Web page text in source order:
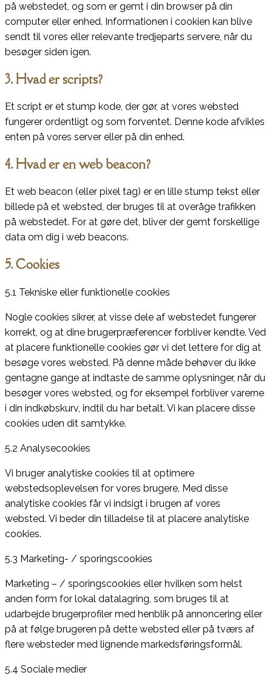
på webstedet, og som er gemt i din browser på din
computer eller enhed. Informationen i cookien kan blive
sendt til vores eller relevante tredjeparts servere, når du
besøger siden igen.
3. Hvad er scripts?
Et script er et stump kode, der gør, at vores websted
fungerer ordentligt og som forventet. Denne kode afvikles
enten på vores server eller på din enhed.
4. Hvad er en web beacon?
Et web beacon (eller pixel tag) er en lille stump tekst eller
billede på et websted, der bruges til at overåge trafikken
på webstedet. For at gøre det, bliver der gemt forskellige
data om dig i web beacons.
5. Cookies
5.1 Tekniske eller funktionelle cookies
Nogle cookies sikrer, at visse dele af webstedet fungerer
korrekt, og at dine brugerpræferencer forbliver kendte. Ved
at placere funktionelle cookies gør vi det lettere for dig at
besøge vores websted. På denne måde behøver du ikke
gentagne gange at indtaste de samme oplysninger, når du
besøger vores websted, og for eksempel forbliver varerne
i din indkøbskurv, indtil du har betalt. Vi kan placere disse
cookies uden dit samtykke.
5.2 Analysecookies
Vi bruger analytiske cookies til at optimere
webstedsoplevelsen for vores brugere. Med disse
analytiske cookies får vi indsigt i brugen af ​​vores
websted. Vi beder din tilladelse til at placere analytiske
cookies.
5.3 Marketing- / sporingscookies
Marketing – / sporingscookies eller hvilken som helst
anden form for lokal datalagring, som bruges til at
udarbejde brugerprofiler med henblik på annoncering eller
på at følge brugeren på dette websted eller på tværs af
flere websteder med lignende markedsføringsformål.
5.4 Sociale medier